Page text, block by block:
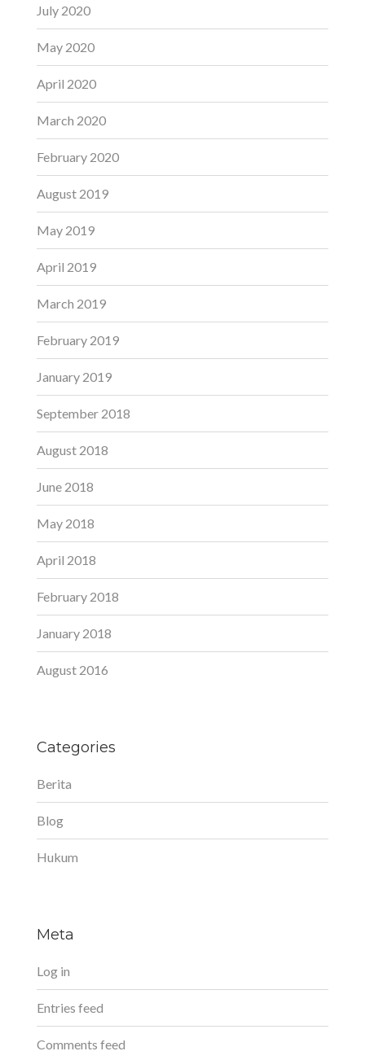
July 2020
May 2020
April 2020
March 2020
February 2020
August 2019
May 2019
April 2019
March 2019
February 2019
January 2019
September 2018
August 2018
June 2018
May 2018
April 2018
February 2018
January 2018
August 2016
Categories
Berita
Blog
Hukum
Meta
Log in
Entries feed
Comments feed